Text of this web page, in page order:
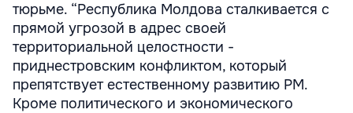
тюрьме. “Республика Молдова сталкивается с
прямой угрозой в адрес своей
территориальной целостности -
приднестровским конфликтом, который
препятствует естественному развитию РМ.
Кроме политического и экономического